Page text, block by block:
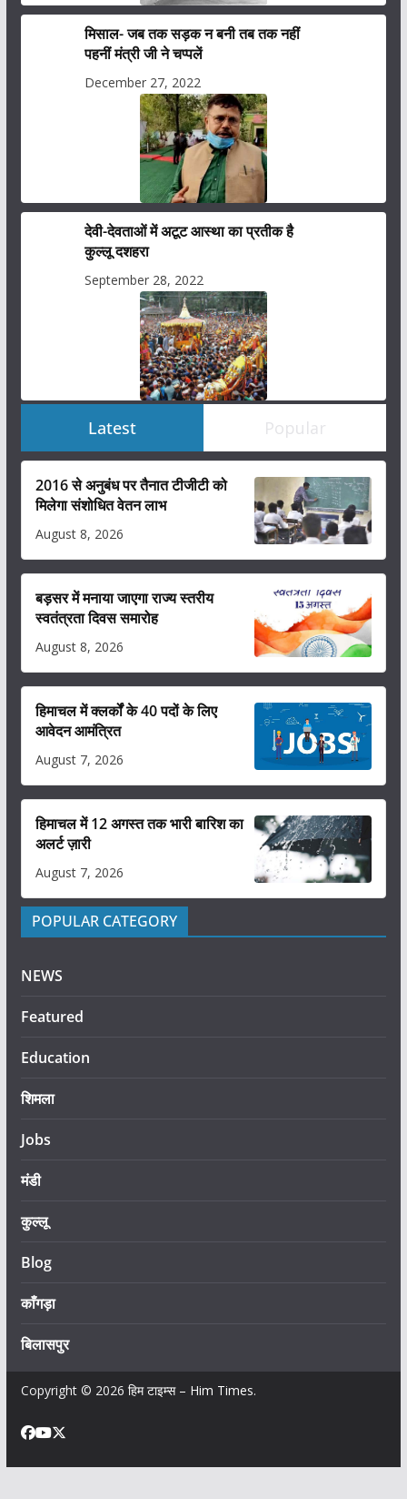
मिसाल- जब तक सड़क न बनी तब तक नहीं
पहनीं मंत्री जी ने चप्पलें
December 27, 2022
देवी-देवताओं में अटूट आस्था का प्रतीक है
कुल्लू दशहरा
September 28, 2022
Latest Popular
2016 से अनुबंध पर तैनात टीजीटी को
मिलेगा संशोधित वेतन लाभ
August 8, 2026
बड़सर में मनाया जाएगा राज्य स्तरीय
स्वतंत्रता दिवस समारोह
August 8, 2026
हिमाचल में क्लर्कों के 40 पदों के लिए
आवेदन आमंत्रित
August 7, 2026
हिमाचल में 12 अगस्त तक भारी बारिश का
अलर्ट ज़ारी
August 7, 2026
POPULAR CATEGORY
NEWS
Featured
Education
शिमला
Jobs
मंडी
कुल्लू
Blog
काँगड़ा
बिलासपुर
Copyright © 2026 हिम टाइम्स – Him Times.